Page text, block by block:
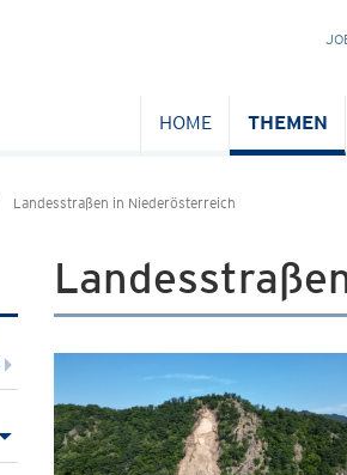
HOME THEMEN
Landesstraßen in Niederösterreich